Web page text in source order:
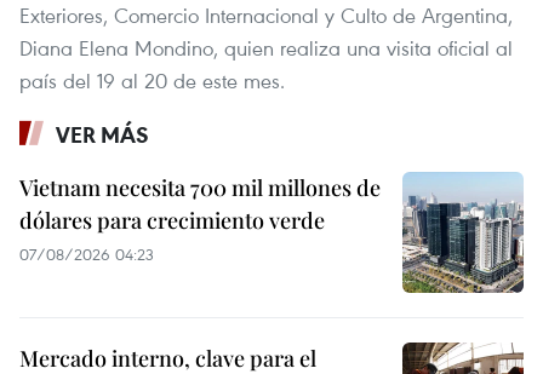
Exteriores, Comercio Internacional y Culto de Argentina,
Diana Elena Mondino, quien realiza una visita oficial al
país del 19 al 20 de este mes.
VER MÁS
Vietnam necesita 700 mil millones de
dólares para crecimiento verde
07/08/2026 04:23
Mercado interno, clave para el